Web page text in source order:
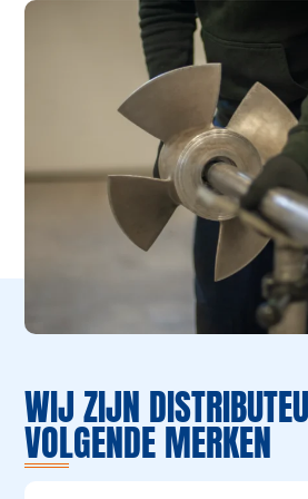
WIJ ZIJN
VOLGENDE MERKEN